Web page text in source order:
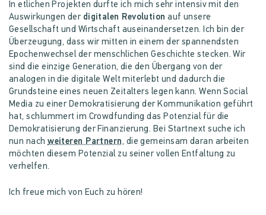
In etlichen Projekten durfte ich mich sehr intensiv mit den
Auswirkungen der digitalen Revolution auf unsere
Gesellschaft und Wirtschaft auseinandersetzen. Ich bin der
Überzeugung, dass wir mitten in einem der spannendsten
Epochenwechsel der menschlichen Geschichte stecken. Wir
sind die einzige Generation, die den Übergang von der
analogen in die digitale Welt miterlebt und dadurch die
Grundsteine eines neuen Zeitalters legen kann. Wenn Social
Media zu einer Demokratisierung der Kommunikation geführt
hat, schlummert im Crowdfunding das Potenzial für die
Demokratisierung der Finanzierung. Bei Startnext suche ich
nun nachweiteren Partnern, die gemeinsam daran arbeiten
möchten diesem Potenzial zu seiner vollen Entfaltung zu
verhelfen.
Ich freue mich von Euch zu hören!